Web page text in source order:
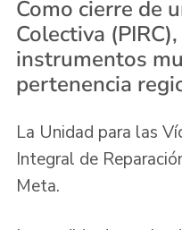
Como cierre de
Colectiva
instrumentos
pertenencia
La Unidad para las
Integral de
Meta.